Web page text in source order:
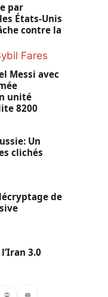
par
États-Unis
contre la
Fares
Messi avec
unité
8200
Un
clichés
de
3.0